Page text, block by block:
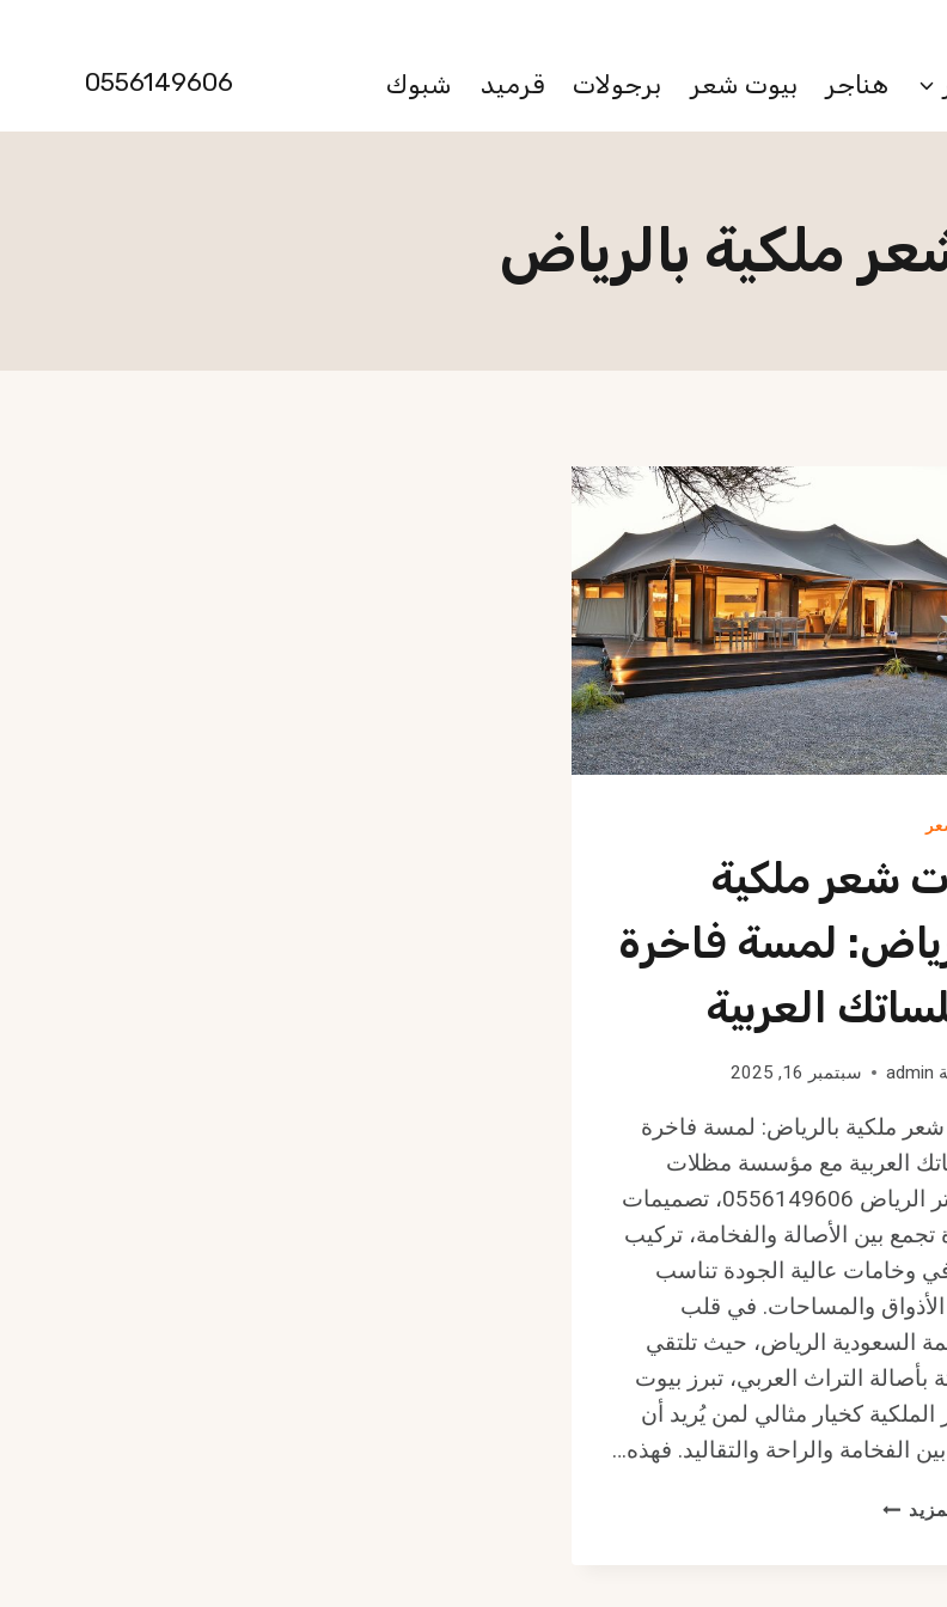
هناجر بيوت شعر برجولات قرميد شبوك 0556149606
ملكية بالرياض
شعر ملكية
لمسة فاخرة
العربية
admin سبتمبر 16, 2025
ملكية بالرياض: لمسة فاخرة
العربية مع مؤسسة مظلات
وسواتر الرياض 0556149606، تصميمات
تجمع بين الأصالة والفخامة، تركيب
وخامات عالية الجودة تناسب
والمساحات. في قلب
السعودية الرياض، حيث تلتقي
بأصالة التراث العربي، تبرز بيوت
الملكية كخيار مثالي لمن يُريد أن
الفخامة والراحة والتقاليد. فهذه…
بيوت